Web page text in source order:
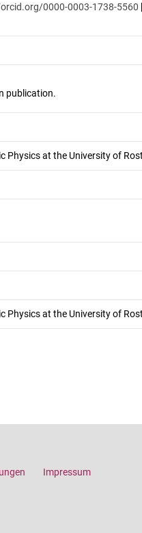
0000-0003-1738-5560
Physics at the University of
Physics at the University of
Impressum